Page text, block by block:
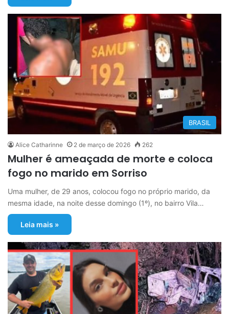
BRASIL
Alice Catharinne 2 de março de 2026 262
Mulher é ameaçada de morte e coloca
fogo no marido em Sorriso
Uma mulher, de 29 anos, colocou fogo no próprio marido, da
mesma idade, na noite desse domingo (1º), no bairro Vila…
Leia mais »